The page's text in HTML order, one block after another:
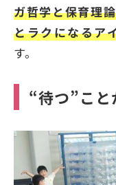
ガ哲学と保育理
とラクになるア
す。
“待つ”こと